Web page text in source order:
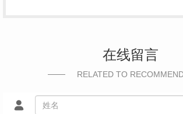
在线留言
RELATED TO